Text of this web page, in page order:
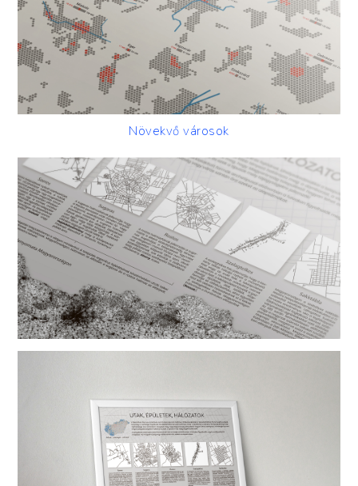
Növekvő városok